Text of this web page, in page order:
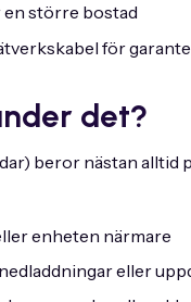
en större bostad
för
det?
beror nästan
enheten närmare
eller